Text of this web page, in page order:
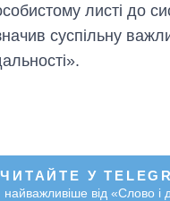
листі до
суспільну
ЧИТАЙТЕ У
найважливіше від «Слово і